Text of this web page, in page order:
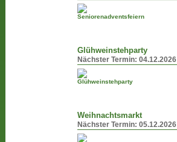
Glühweinstehparty
Nächster Termin:04.12.2026
Weihnachtsmarkt
Nächster Termin:05.12.2026